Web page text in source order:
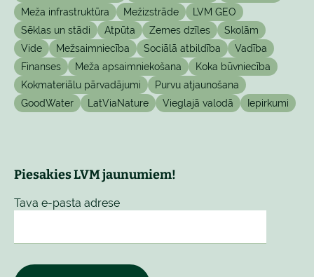
Meža infrastruktūra
Mežizstrāde
LVM GEO
Sēklas un stādi
Atpūta Zemes dzīles
Skolām
Vide
Mežsaimniecība Sociālā atbildība
Vadība
Finanses
Meža apsaimniekošana
Koka būvniecība
Kokmateriālu pārvadājumi
Purvu atjaunošana
GoodWater
LatViaNature Vieglajā valodā Iepirkumi
Piesakies LVM jaunumiem!
Tava e-pasta adrese